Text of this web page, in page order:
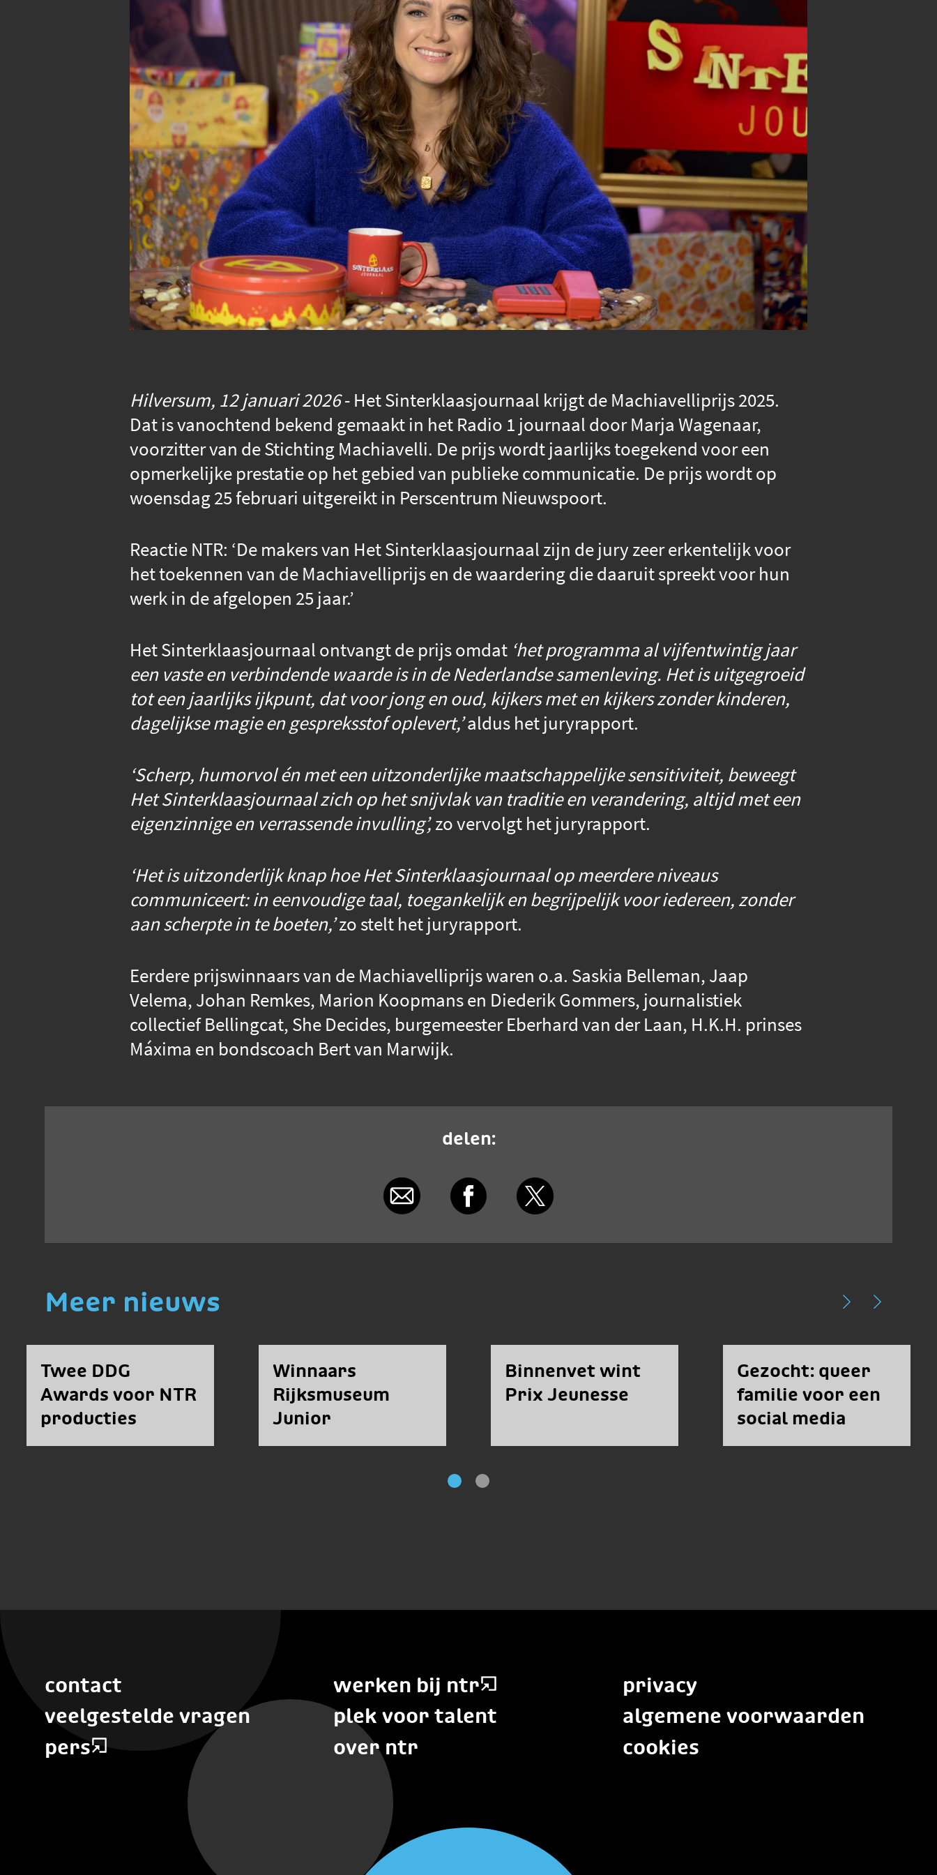
Hilversum, 12 januari 2026- Het Sinterklaasjournaal krijgt de Machiavelliprijs 2025.
Dat is vanochtend bekend gemaakt in het Radio 1 journaal door Marja Wagenaar,
voorzitter van de Stichting Machiavelli. De prijs wordt jaarlijks toegekend voor een
opmerkelijke prestatie op het gebied van publieke communicatie. De prijs wordt op
woensdag 25 februari uitgereikt in Perscentrum Nieuwspoort.
Reactie NTR: ‘De makers van Het Sinterklaasjournaal zijn de jury zeer erkentelijk voor
het toekennen van de Machiavelliprijs en de waardering die daaruit spreekt voor hun
werk in de afgelopen 25 jaar.’
Het Sinterklaasjournaal ontvangt de prijs omdat ‘het programma al vijfentwintig jaar
een vaste en verbindende waarde is in de Nederlandse samenleving. Het is uitgegroeid
tot een jaarlijks ijkpunt, dat voor jong en oud, kijkers met en kijkers zonder kinderen,
dagelijkse magie en gespreksstof oplevert,’aldus het juryrapport.
‘Scherp, humorvol én met een uitzonderlijke maatschappelijke sensitiviteit, beweegt
Het Sinterklaasjournaal zich op het snijvlak van traditie en verandering, altijd met een
eigenzinnige en verrassende invulling’,zo vervolgt het juryrapport.
‘Het is uitzonderlijk knap hoe Het Sinterklaasjournaal op meerdere niveaus
communiceert: in eenvoudige taal, toegankelijk en begrijpelijk voor iedereen, zonder
aan scherpte in te boeten,’zo stelt het juryrapport.
Eerdere prijswinnaars van de Machiavelliprijs waren o.a. Saskia Belleman, Jaap
Velema, Johan Remkes, Marion Koopmans en Diederik Gommers, journalistiek
collectief Bellingcat, She Decides, burgemeester Eberhard van der Laan, H.K.H. prinses
Máxima en bondscoach Bert van Marwijk.
delen:
Meer nieuws
Twee DDG
Awards voor NTR
producties
Winnaars
Rijksmuseum
Junior
Fellowship
Binnenvet wint
Prix Jeunesse
Gezocht: queer
familie voor een
social media
campagne
contact
veelgestelde vragen
pers
werken bij ntr
plek voor talent
over ntr
privacy
algemene voorwaarden
cookies